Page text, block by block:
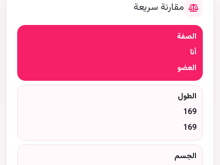
مقارنة سريعة
الصفة
أنا
العضو
الطول
169
169
الجسم